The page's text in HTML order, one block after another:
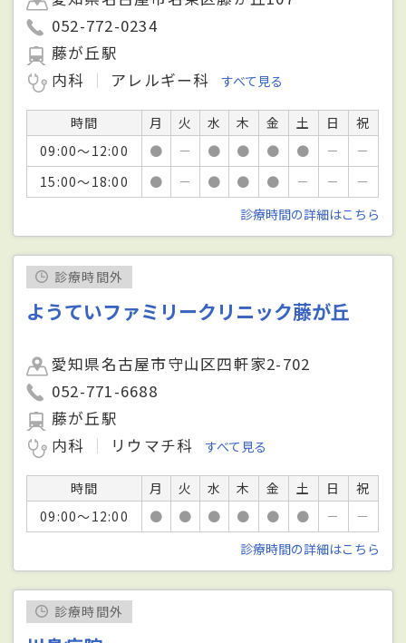
052-772-0234
藤が丘駅
内科
アレルギー科 すべて見る
時間 月 火 水 木 金 土 日
祝
09:00～12:00
● － ● ● ● ● －
－
15:00～18:00
● － ● ● ● － －
－
診療時間の詳細はこちら
診療時間外
ようていファミリークリニック藤が丘
愛知県名古屋市守山区四軒家2-702
052-771-6688
藤が丘駅
内科
リウマチ科 すべて見る
時間 月 火 水 木 金 土 日
祝
09:00～12:00
● ● ● ● ● ● －
－
診療時間の詳細はこちら
診療時間外